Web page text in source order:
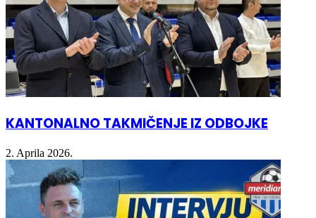
KANTONALNO TAKMIČENJE IZ ODBOJKE
2. Aprila 2026.